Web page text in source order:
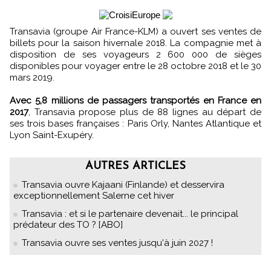
Transavia (groupe Air France-KLM) a ouvert ses ventes de
billets pour la saison hivernale 2018. La compagnie met à
disposition de ses voyageurs 2 600 000 de sièges
disponibles pour voyager entre le 28 octobre 2018 et le 30
mars 2019.
Avec 5,8 millions de passagers transportés en France en
2017, Transavia propose plus de 88 lignes au départ de
ses trois bases françaises : Paris Orly, Nantes Atlantique et
Lyon Saint-Exupéry.
AUTRES ARTICLES
Transavia ouvre Kajaani (Finlande) et desservira
exceptionnellement Salerne cet hiver
Transavia : et si le partenaire devenait... le principal
prédateur des TO ? [ABO]
Transavia ouvre ses ventes jusqu'à juin 2027 !